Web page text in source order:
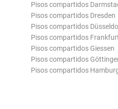
Pisos compartidos
Pisos compartidos Dresden
Pisos compartidos
Pisos compartidos
Pisos compartidos Giessen
Pisos compartidos
Pisos compartidos